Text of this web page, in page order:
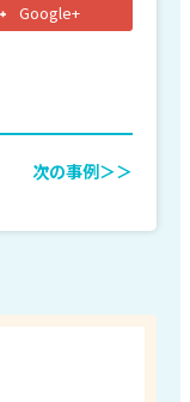
Google+
次の事例＞＞